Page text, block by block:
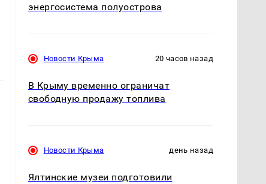
энергосистема полуострова
Новости Крыма 20 часов назад
В Крыму временно ограничат
свободную продажу топлива
Новости Крыма день назад
Ялтинские музеи подготовили